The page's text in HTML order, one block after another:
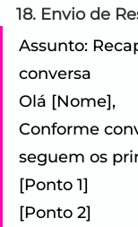
18. Envio de
Assunto:
conversa
Olá [Nome],
Conforme
seguem os
[Ponto 1]
[Ponto 2]